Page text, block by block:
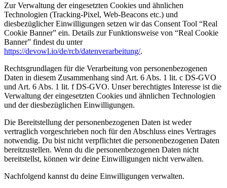
Zur Verwaltung der eingesetzten Cookies und ähnlichen
Technologien (Tracking-Pixel, Web-Beacons etc.) und
diesbezüglicher Einwilligungen setzen wir das Consent Tool “Real
Cookie Banner” ein. Details zur Funktionsweise von “Real Cookie
Banner” findest du unter
https://devowl.io/de/rcb/datenverarbeitung/.
Rechtsgrundlagen für die Verarbeitung von personenbezogenen
Daten in diesem Zusammenhang sind Art. 6 Abs. 1 lit. c DS-GVO
und Art. 6 Abs. 1 lit. f DS-GVO. Unser berechtigtes Interesse ist die
Verwaltung der eingesetzten Cookies und ähnlichen Technologien
und der diesbezüglichen Einwilligungen.
Die Bereitstellung der personenbezogenen Daten ist weder
vertraglich vorgeschrieben noch für den Abschluss eines Vertrages
notwendig. Du bist nicht verpflichtet die personenbezogenen Daten
bereitzustellen. Wenn du die personenbezogenen Daten nicht
bereitstellst, können wir deine Einwilligungen nicht verwalten.
Nachfolgend kannst du deine Einwilligungen verwalten.